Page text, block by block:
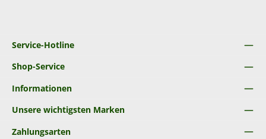
Service-Hotline
Shop-Service
Informationen
Unsere wichtigsten Marken
Zahlungsarten